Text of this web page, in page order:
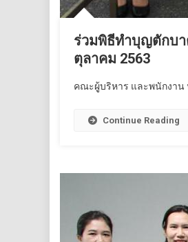
ร่วมพิธีทำบุญตักบา
ตุลาคม 2563
คณะผูู้บริหาร และพนักงาน
Continue Reading